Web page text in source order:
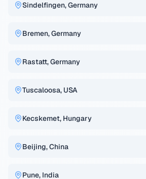
Sindelfingen, Germany
Bremen, Germany
Rastatt, Germany
Tuscaloosa, USA
Kecskemet, Hungary
Beijing, China
Pune, India